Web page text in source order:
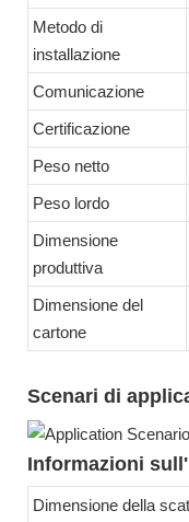
Metodo di
installazione
Comunicazione
Certificazione
Peso netto
Peso lordo
Dimensione
produttiva
Dimensione del
cartone
Scenari di
Informazioni
Dimensione della